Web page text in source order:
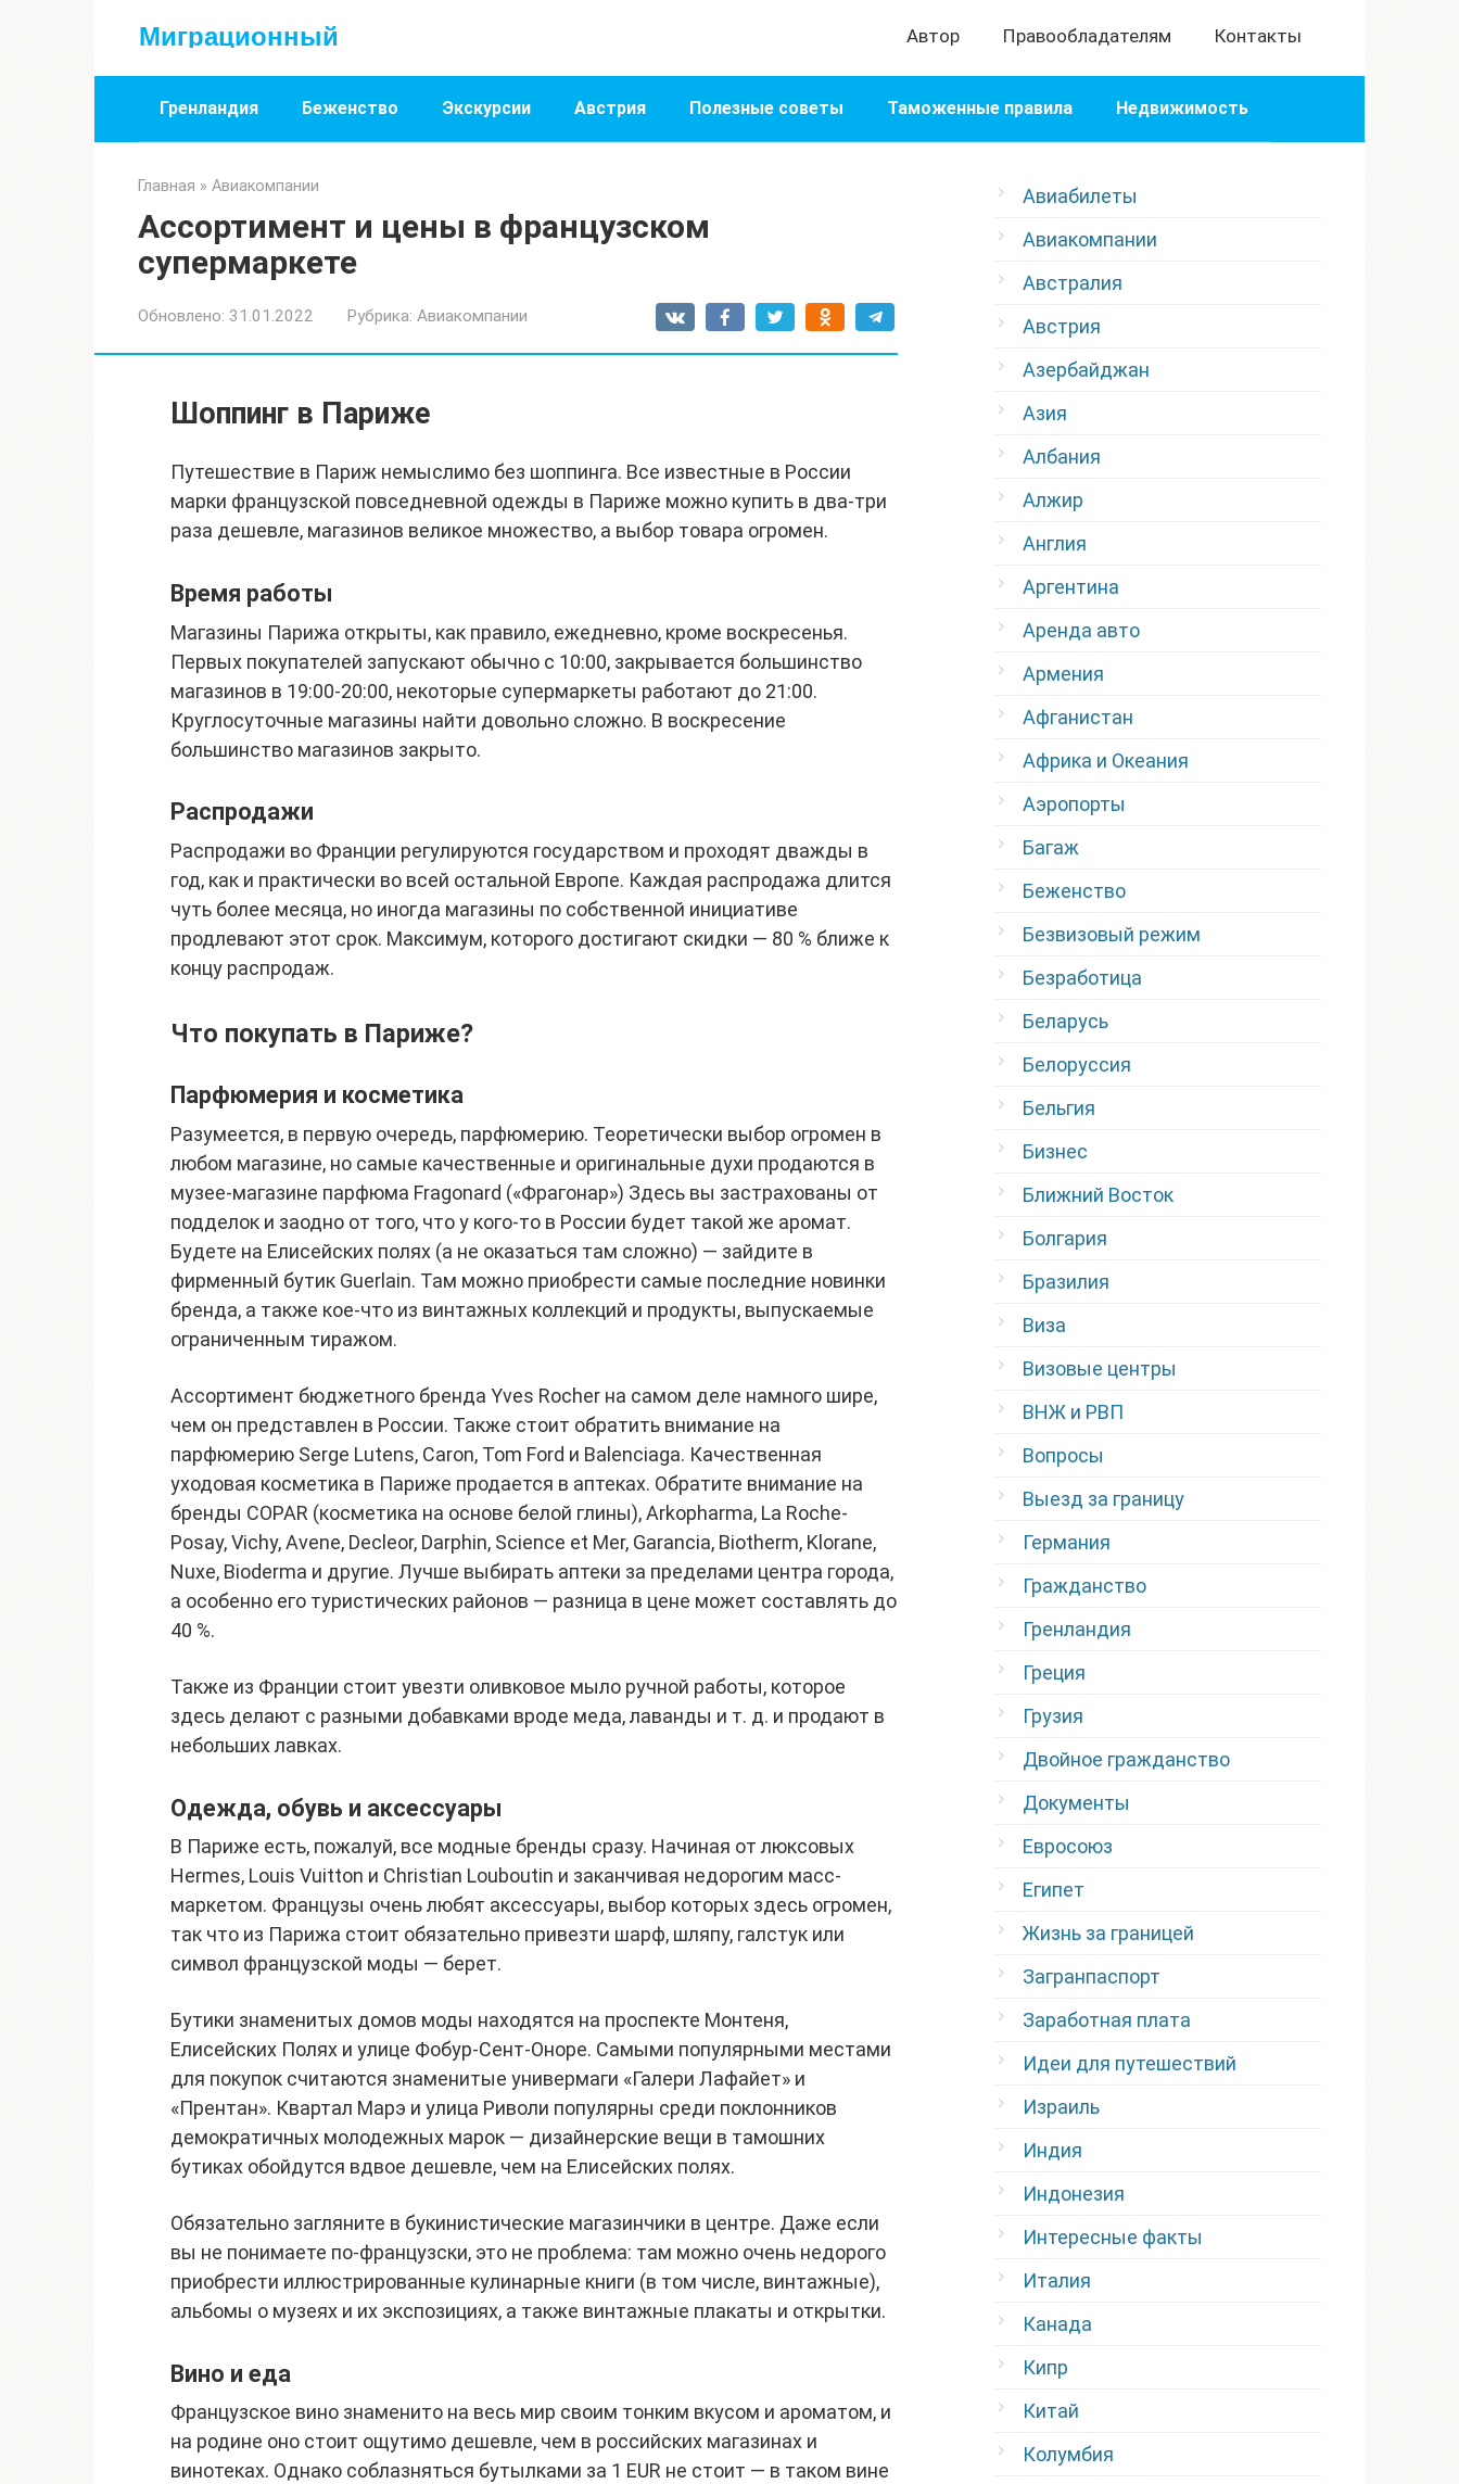
Миграционный Автор Правообладателям Контакты
Гренландия Беженство Экскурсии Австрия Полезные советы Таможенные правила Недвижимость
Главная » Авиакомпании
Ассортимент и цены в французском
супермаркете
Обновлено: 31.01.2022 Рубрика: Авиакомпании
Шоппинг в Париже
Путешествие в Париж немыслимо без шоппинга. Все известные в России
марки французской повседневной одежды в Париже можно купить в два-три
раза дешевле, магазинов великое множество, а выбор товара огромен.
Время работы
Магазины Парижа открыты, как правило, ежедневно, кроме воскресенья.
Первых покупателей запускают обычно с 10:00, закрывается большинство
магазинов в 19:00-20:00, некоторые супермаркеты работают до 21:00.
Круглосуточные магазины найти довольно сложно. В воскресение
большинство магазинов закрыто.
Распродажи
Распродажи во Франции регулируются государством и проходят дважды в
год, как и практически во всей остальной Европе. Каждая распродажа длится
чуть более месяца, но иногда магазины по собственной инициативе
продлевают этот срок. Максимум, которого достигают скидки — 80 % ближе к
концу распродаж.
Что покупать в Париже?
Парфюмерия и косметика
Разумеется, в первую очередь, парфюмерию. Теоретически выбор огромен в
любом магазине, но самые качественные и оригинальные духи продаются в
музее-магазине парфюма Fragonard («Фрагонар») Здесь вы застрахованы от
подделок и заодно от того, что у кого-то в России будет такой же аромат.
Будете на Елисейских полях (а не оказаться там сложно) — зайдите в
фирменный бутик Guerlain. Там можно приобрести самые последние новинки
бренда, а также кое-что из винтажных коллекций и продукты, выпускаемые
ограниченным тиражом.
Ассортимент бюджетного бренда Yves Rocher на самом деле намного шире,
чем он представлен в России. Также стоит обратить внимание на
парфюмерию Serge Lutens, Caron, Tom Ford и Balenciaga. Качественная
уходовая косметика в Париже продается в аптеках. Обратите внимание на
бренды COPAR (косметика на основе белой глины), Arkopharma, La Roche-
Posay, Vichy, Avene, Decleor, Darphin, Science et Mer, Garancia, Biotherm, Klorane,
Nuxe, Bioderma и другие. Лучше выбирать аптеки за пределами центра города,
а особенно его туристических районов — разница в цене может составлять до
40 %.
Также из Франции стоит увезти оливковое мыло ручной работы, которое
здесь делают с разными добавками вроде меда, лаванды и т. д. и продают в
небольших лавках.
Одежда, обувь и аксессуары
В Париже есть, пожалуй, все модные бренды сразу. Начиная от люксовых
Hermes, Louis Vuitton и Christian Louboutin и заканчивая недорогим масс-
маркетом. Французы очень любят аксессуары, выбор которых здесь огромен,
так что из Парижа стоит обязательно привезти шарф, шляпу, галстук или
символ французской моды — берет.
Бутики знаменитых домов моды находятся на проспекте Монтеня,
Елисейских Полях и улице Фобур-Сент-Оноре. Самыми популярными местами
для покупок считаются знаменитые универмаги «Галери Лафайет» и
«Прентан». Квартал Марэ и улица Риволи популярны среди поклонников
демократичных молодежных марок — дизайнерские вещи в тамошних
бутиках обойдутся вдвое дешевле, чем на Елисейских полях.
Обязательно загляните в букинистические магазинчики в центре. Даже если
вы не понимаете по-французски, это не проблема: там можно очень недорого
приобрести иллюстрированные кулинарные книги (в том числе, винтажные),
альбомы о музеях и их экспозициях, а также винтажные плакаты и открытки.
Вино и еда
Французское вино знаменито на весь мир своим тонким вкусом и ароматом, и
на родине оно стоит ощутимо дешевле, чем в российских магазинах и
винотеках. Однако соблазняться бутылками за 1 EUR не стоит — в таком вине
Авиабилеты
Авиакомпании
Австралия
Австрия
Азербайджан
Азия
Албания
Алжир
Англия
Аргентина
Аренда авто
Армения
Афганистан
Африка и Океания
Аэропорты
Багаж
Беженство
Безвизовый режим
Безработица
Беларусь
Белоруссия
Бельгия
Бизнес
Ближний Восток
Болгария
Бразилия
Виза
Визовые центры
ВНЖ и РВП
Вопросы
Выезд за границу
Германия
Гражданство
Гренландия
Греция
Грузия
Двойное гражданство
Документы
Евросоюз
Египет
Жизнь за границей
Загранпаспорт
Заработная плата
Идеи для путешествий
Израиль
Индия
Индонезия
Интересные факты
Италия
Канада
Кипр
Китай
Колумбия